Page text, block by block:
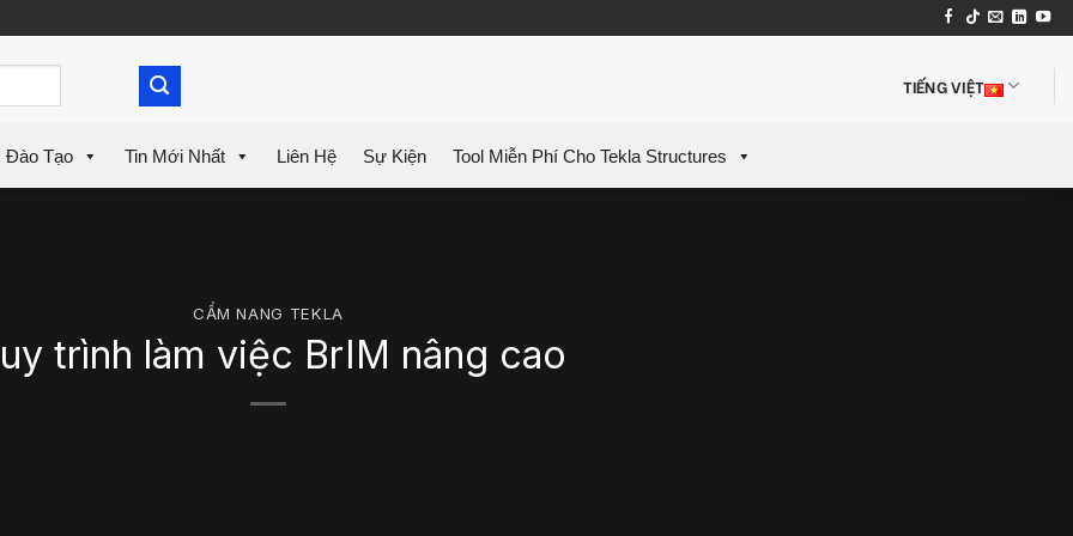
TIẾNG VIỆT
Đào Tạo Tin Mới Nhất Liên Hệ Sự Kiện Tool Miễn Phí Cho Tekla Structures
CẨM NANG TEKLA
trình làm việc BrIM nâng cao